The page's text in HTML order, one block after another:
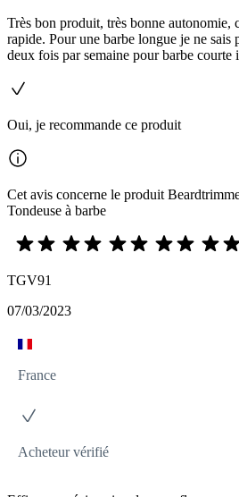
Très bon produit, très bonne autonomie,
rapide. Pour une barbe longue je ne sais
deux fois par semaine pour barbe
Oui, je recommande ce produit
Cet avis concerne le produit
Tondeuse à barbe
TGV91
07/03/2023
France
Acheteur vérifié